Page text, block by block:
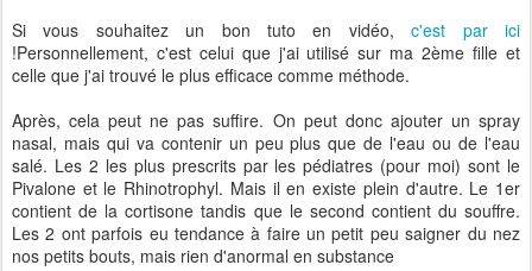
Si vous souhaitez un bon tuto en vidéo,c'est par ici
!Personnellement, c'est celui que j'ai utilisé sur ma 2ème fille et
celle que j'ai trouvé le plus efficace comme méthode.
Après, cela peut ne pas suffire. On peut donc ajouter un spray
nasal, mais qui va contenir un peu plus que de l'eau ou de l'eau
salé. Les 2 les plus prescrits par les pédiatres (pour moi) sont le
Pivalone et le Rhinotrophyl. Mais il en existe plein d'autre. Le 1er
contient de la cortisone tandis que le second contient du souffre.
Les 2 ont parfois eu tendance à faire un petit peu saigner du nez
nos petits bouts, mais rien d'anormal en substance